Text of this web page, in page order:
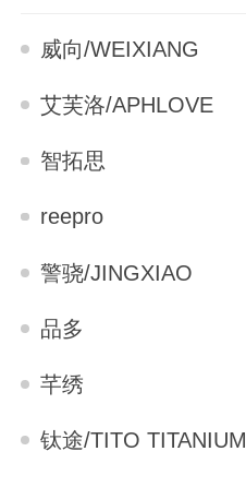
威向/WEIXIANG
艾芙洛/APHLOVE
智拓思
reepro
警骁/JINGXIAO
品多
芊绣
钛途/TITO TITANIUM